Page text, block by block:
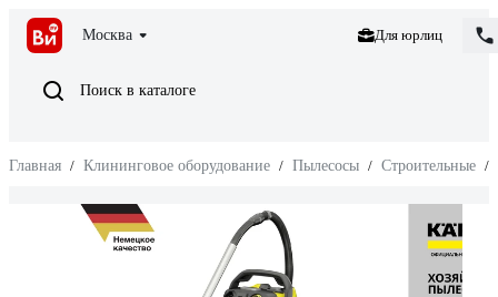
Москва Для юрлиц
Поиск в каталоге
Главная / Клининговое оборудование / Пылесосы / Строительные /